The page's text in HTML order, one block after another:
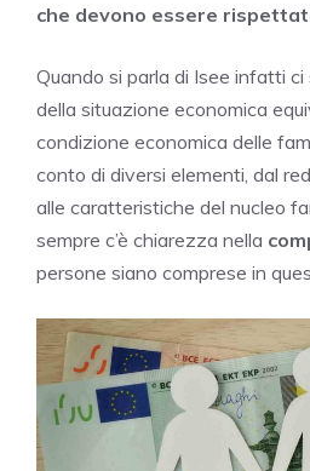
che devono essere
Quando si parla di Isee infatti
della situazione economica
condizione economica delle
conto di diversi elementi, dal
alle caratteristiche del nucleo
sempre c’è chiarezza nella
persone siano comprese in